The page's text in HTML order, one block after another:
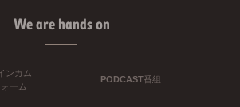
We are hands on
ンカム
ーム
PODCAST番組